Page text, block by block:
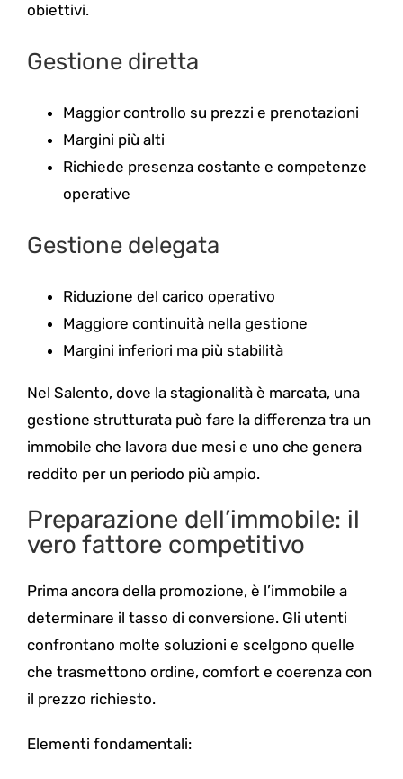
obiettivi.
Gestione diretta
Maggior controllo su prezzi e prenotazioni
Margini più alti
Richiede presenza costante e competenze
operative
Gestione delegata
Riduzione del carico operativo
Maggiore continuità nella gestione
Margini inferiori ma più stabilità
Nel Salento, dove la stagionalità è marcata, una
gestione strutturata può fare la differenza tra un
immobile che lavora due mesi e uno che genera
reddito per un periodo più ampio.
Preparazione dell’immobile: il
vero fattore competitivo
Prima ancora della promozione, è l’immobile a
determinare il tasso di conversione. Gli utenti
confrontano molte soluzioni e scelgono quelle
che trasmettono ordine, comfort e coerenza con
il prezzo richiesto.
Elementi fondamentali: